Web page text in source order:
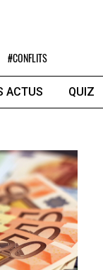
#CONFLITS
ACTUS QUIZ